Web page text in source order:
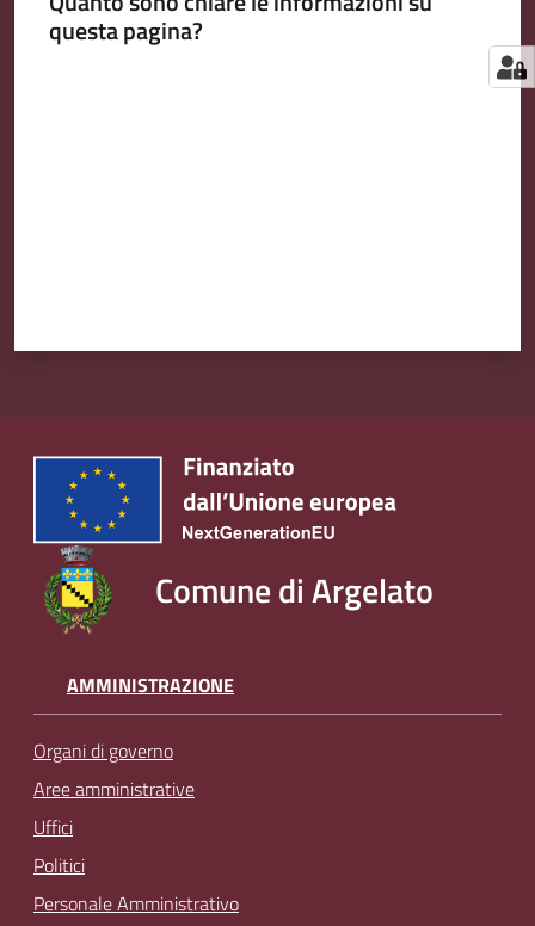
questa pagina?
Comune di Argelato
AMMINISTRAZIONE
Organi di governo
Aree amministrative
Uffici
Politici
Personale Amministrativo